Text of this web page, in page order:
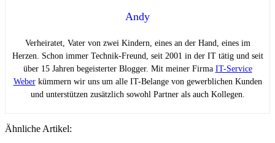
Andy
Verheiratet, Vater von zwei Kindern, eines an der Hand, eines im
Herzen. Schon immer Technik-Freund, seit 2001 in der IT tätig und seit
über 15 Jahren begeisterter Blogger. Mit meiner Firma IT-Service
Weberkümmern wir uns um alle IT-Belange von gewerblichen Kunden
und unterstützen zusätzlich sowohl Partner als auch Kollegen.
Ähnliche Artikel: